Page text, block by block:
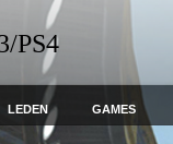
PS4
LEDEN GAMES